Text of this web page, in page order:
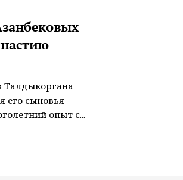
Талдыкоргана
его сыновья
опыт с...